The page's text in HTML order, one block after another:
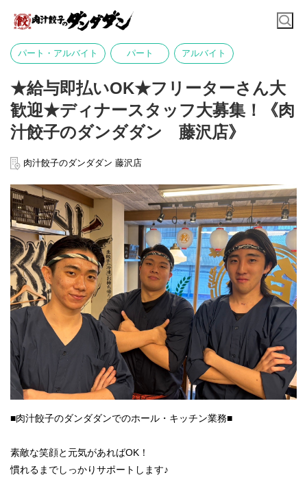
パート・アルバイト パート アルバイト
★給与即払いOK★フリーターさん大
歓迎★ディナースタッフ大募集！《肉
汁餃子のダンダダン 藤沢店》
肉汁餃子のダンダダン 藤沢店
■肉汁餃子のダンダダンでのホール・キッチン業務■
素敵な笑顔と元気があればOK！
慣れるまでしっかりサポートします♪